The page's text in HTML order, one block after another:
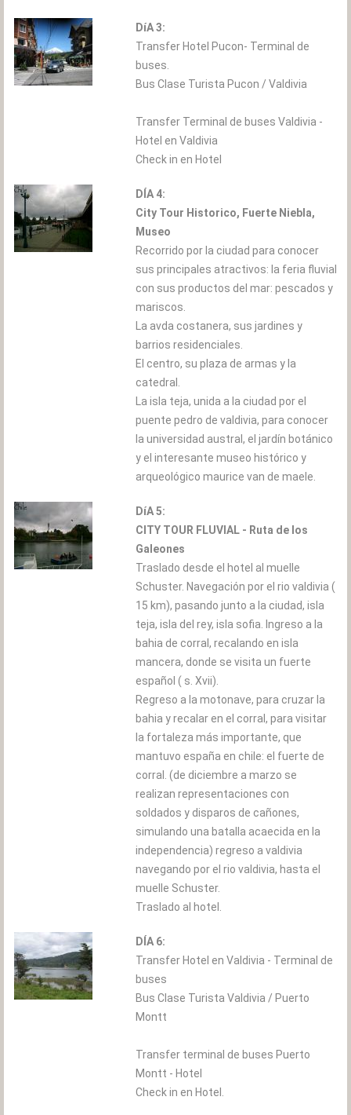
DíA 3:
Transfer Hotel Pucon- Terminal de
buses.
Bus Clase Turista Pucon / Valdivia
Transfer Terminal de buses Valdivia -
Hotel en Valdivia
Check in en Hotel
DÍA 4:
City Tour Historico, Fuerte Niebla,
Museo
Recorrido por la ciudad para conocer
sus principales atractivos: la feria fluvial
con sus productos del mar: pescados y
mariscos.
La avda costanera, sus jardines y
barrios residenciales.
El centro, su plaza de armas y la
catedral.
La isla teja, unida a la ciudad por el
puente pedro de valdivia, para conocer
la universidad austral, el jardín botánico
y el interesante museo histórico y
arqueológico maurice van de maele.
DíA 5:
CITY TOUR FLUVIAL - Ruta de los
Galeones
Traslado desde el hotel al muelle
Schuster. Navegación por el rio valdivia (
15 km), pasando junto a la ciudad, isla
teja, isla del rey, isla sofia. Ingreso a la
bahia de corral, recalando en isla
mancera, donde se visita un fuerte
español ( s. Xvii).
Regreso a la motonave, para cruzar la
bahia y recalar en el corral, para visitar
la fortaleza más importante, que
mantuvo españa en chile: el fuerte de
corral. (de diciembre a marzo se
realizan representaciones con
soldados y disparos de cañones,
simulando una batalla acaecida en la
independencia) regreso a valdivia
navegando por el rio valdivia, hasta el
muelle Schuster.
Traslado al hotel.
DÍA 6:
Transfer Hotel en Valdivia - Terminal de
buses
Bus Clase Turista Valdivia / Puerto
Montt
Transfer terminal de buses Puerto
Montt - Hotel
Check in en Hotel.